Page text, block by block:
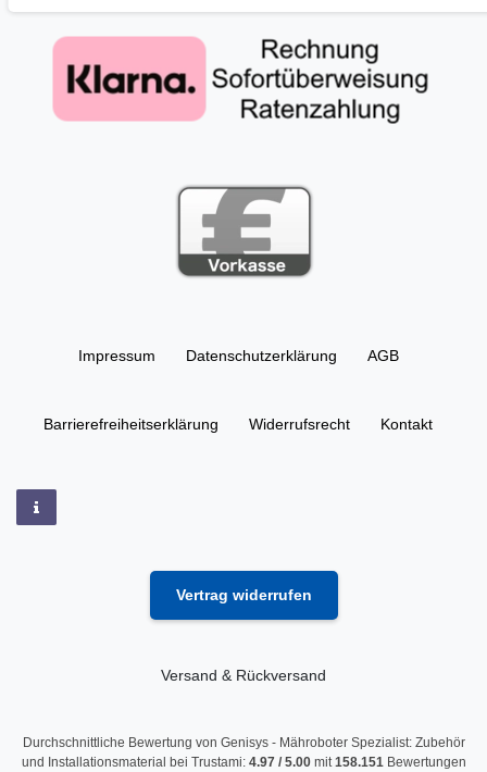
Impressum Daten­schutz­erklärung AGB
Barrierefreiheitserklärung Widerrufs­recht Kontakt
Vertrag widerrufen
Versand & Rückversand
Durchschnittliche Bewertung von Genisys - Mähroboter Spezialist: Zubehör
und Installationsmaterial bei Trustami: 4.97/ 5.00mit158.151 Bewertungen